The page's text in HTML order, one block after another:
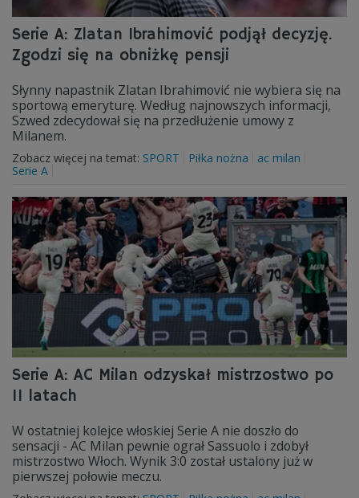
Serie A: Zlatan Ibrahimović podjął decyzję.
Zgodzi się na obniżkę pensji
Słynny napastnik Zlatan Ibrahimović nie wybiera się na
sportową emeryturę. Według najnowszych informacji,
Szwed zdecydował się na przedłużenie umowy z
Milanem.
Zobacz więcej na temat: SPORT Piłka nożna
ac milan
Serie A
Serie A: AC Milan odzyskał mistrzostwo po
11 latach
W ostatniej kolejce włoskiej Serie A nie doszło do
sensacji - AC Milan pewnie ograł Sassuolo i zdobył
mistrzostwo Włoch. Wynik 3:0 został ustalony już w
pierwszej połowie meczu.